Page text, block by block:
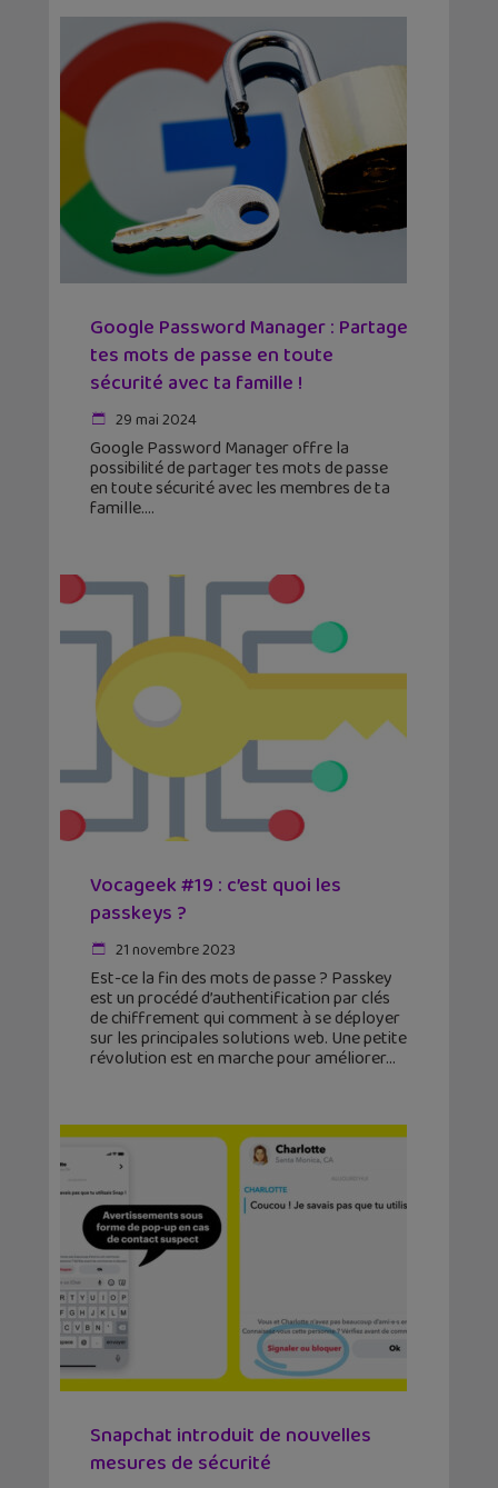
Google Password Manager : Partage
tes mots de passe en toute
sécurité avec ta famille !
29 mai 2024
Google Password Manager offre la
possibilité de partager tes mots de passe
en toute sécurité avec les membres de ta
famille.
Vocageek #19 : c’est quoi les
passkeys ?
21 novembre 2023
Est-ce la fin des mots de passe ? Passkey
est un procédé d’authentification par clés
de chiffrement qui comment à se déployer
sur les principales solutions web. Une petite
révolution est en marche pour améliorer
Snapchat introduit de nouvelles
mesures de sécurité